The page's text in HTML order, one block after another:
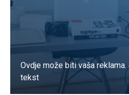
Ovdje može biti vaša
tekst